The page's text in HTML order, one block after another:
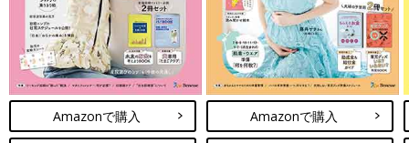
Amazonで購入 Amazonで購入